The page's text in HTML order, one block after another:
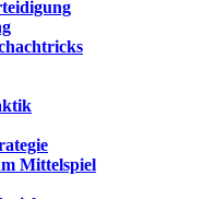
Mittelspiel